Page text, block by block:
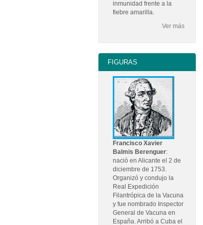
inmunidad frente a la
fiebre amarilla.
Ver más
FIGURAS
Francisco Xavier
Balmis Berenguer:
nació en Alicante el 2 de
diciembre de 1753.
Organizó y condujo la
Real Expedición
Filantrópica de la Vacuna
y fue nombrado Inspector
General de Vacuna en
España. Arribó a Cuba el